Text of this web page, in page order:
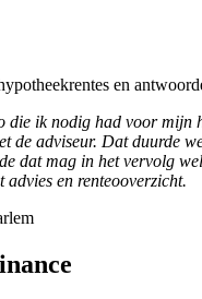
en
die ik nodig had voor mijn
de adviseur. Dat duurde
dat mag in het vervolg
advies en renteooverzicht.